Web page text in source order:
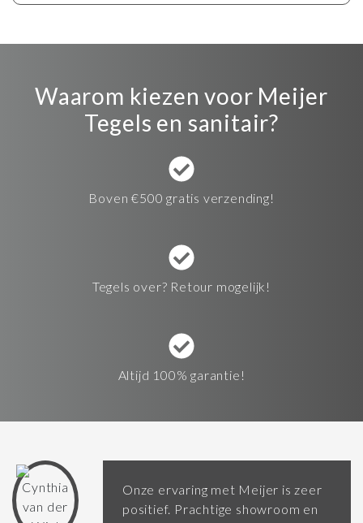
Waarom kiezen voor Meijer
Tegels en sanitair?
Boven €500 gratis verzending!
Tegels over? Retour mogelijk!
Altijd 100% garantie!
Onze ervaring met Meijer is zeer
positief. Prachtige showroom en